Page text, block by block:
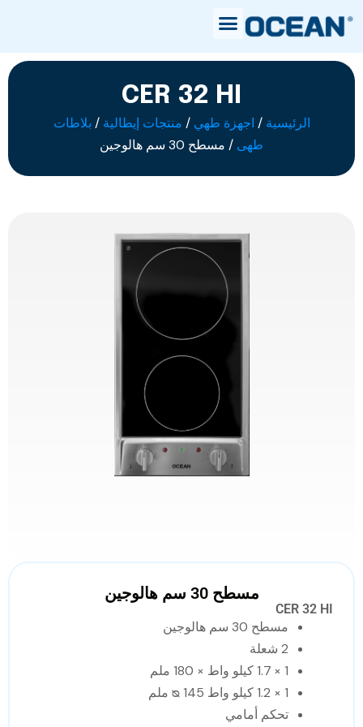
CER 32 HI
الرئيسية / اجهزة طهي / منتجات إيطالية / بلاطات
طهى / مسطح 30 سم هالوجين
مسطح 30 سم هالوجين
CER 32 HI
مسطح 30 سم هالوجين
2 شعلة
1 × 1.7 كيلو واط × 180 ملم
1 × 1.2 كيلو واط ᴓ 145 ملم
تحكم أمامي